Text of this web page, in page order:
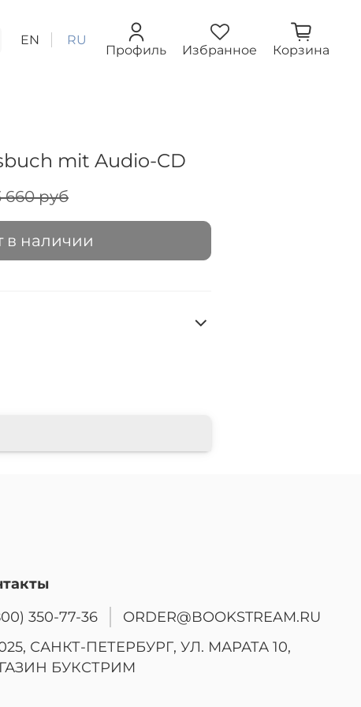
EN RU
Профиль Избранное Корзина
mit Audio-CD
660 руб
в наличии
350-77-36
ORDER@BOOKSTREAM.RU
САНКТ-ПЕТЕРБУРГ, УЛ. МАРАТА 10,
БУКСТРИМ